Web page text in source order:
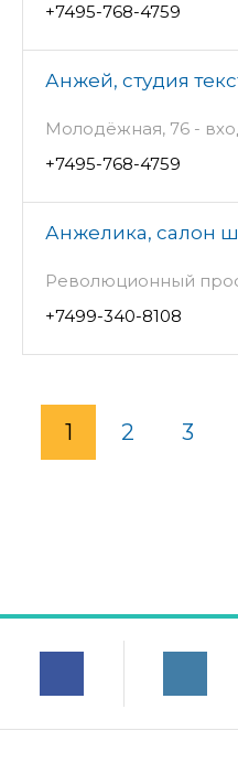
+7495-768-4759
Анжей, студия
Молодёжная, 76 -
+7495-768-4759
Анжелика, салон
Революционный
+7499-340-8108
1 2 3